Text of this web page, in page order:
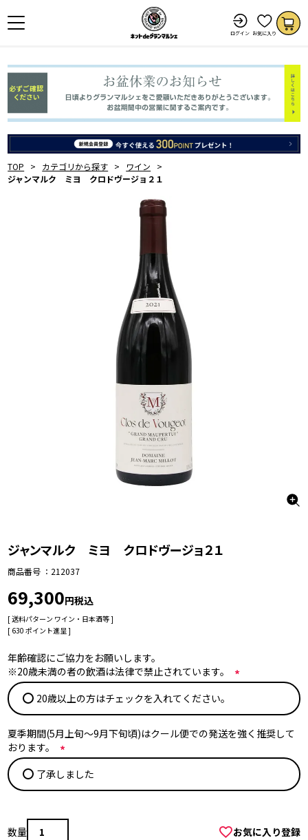
ログイン お気に入り
TOP カテゴリから探す
ワイン
ジャンマルク ミヨ クロドヴージョ２１
ジャンマルク ミヨ クロドヴージョ２１
商品番号 212037
69,300 税込
送料パターン ワイン・日本酒等
[ 630 ポイント進呈 ]
年齢確認にご協力をお願いします。
※20歳未満の者の飲酒は法律で禁止されています。
須
)
20歳以上の方はチェックを入れてください。
夏季期間(5月上旬～9月下旬頃)はクール便での発送を強く推奨して
おります。
必
須
了承しました
お気に入り登録